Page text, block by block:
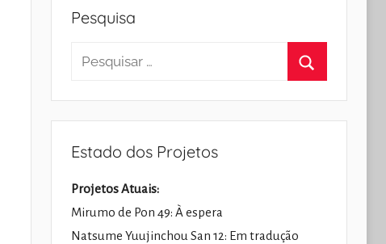
Pesquisa
Pesquisar
Estado dos Projetos
Projetos Atuais:
Mirumo de Pon 49: À espera
Natsume Yuujinchou San 12: Em tradução